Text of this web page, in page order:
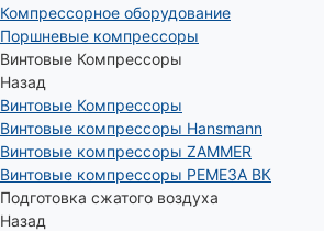
Компрессорное оборудование
Поршневые компрессоры
Винтовые Компрессоры
Назад
Винтовые Компрессоры
Винтовые компрессоры Hansmann
Винтовые компрессоры ZAMMER
Винтовые компрессоры РЕМЕЗА ВК
Подготовка сжатого воздуха
Назад